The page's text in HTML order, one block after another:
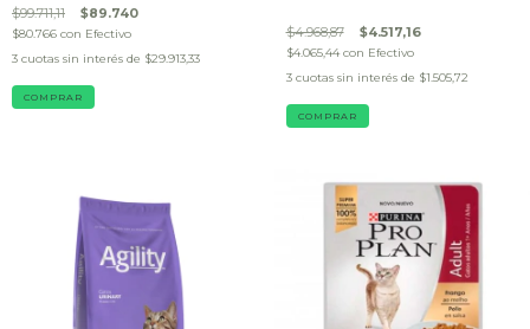
$99.711,11 $89.740
$80.766 con Efectivo
3 cuotas sin interés de $29.913,33
COMPRAR
$4.968,87 $4.517,16
$4.065,44con Efectivo
3 cuotas sin interés de $1.505,72
COMPRAR